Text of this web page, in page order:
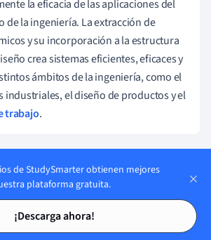
Tarjetas de estudio
Tarjetas de estudio
la eficacia de las aplicaciones del
de la ingeniería. La extracción de
y su incorporación a la estructura
crea sistemas eficientes, eficaces y
ámbitos de la ingeniería, como el
industriales, el diseño de productos y el
trabajo.
la Ergonomía en el Diseño:
del mundo real
de forma natural en la filosofía
escenarios de la ingeniería. Los
de StudySmarter obtienen mejores
plataforma gratuita.
¡Descarga ahora!